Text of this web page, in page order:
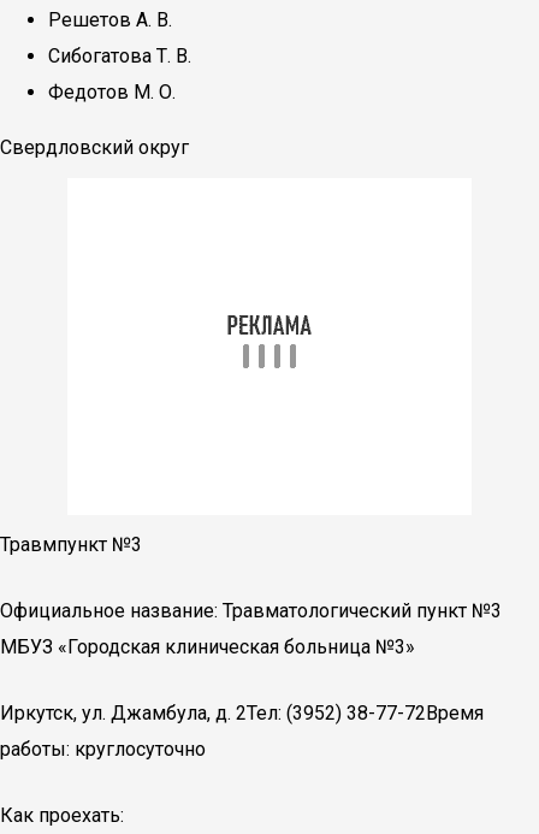
Решетов А. В.
Сибогатова Т. В.
Федотов М. О.
Свердловский округ
Травмпункт №3
Официальное название: Травматологический пункт №3
МБУЗ «Городская клиническая больница №3»
Иркутск, ул. Джамбула, д. 2Тел: (3952) 38-77-72Время
работы: круглосуточно
Как проехать: